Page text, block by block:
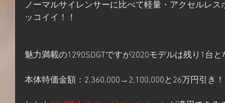
ノーマルサイレンサーに比べて軽量・アクセルレ
ッコイイ！！
魅力満載の1290SDGTですが2020モデルは残り1台
本体特価金額：2,360,000→2,100,000と26万円引き！